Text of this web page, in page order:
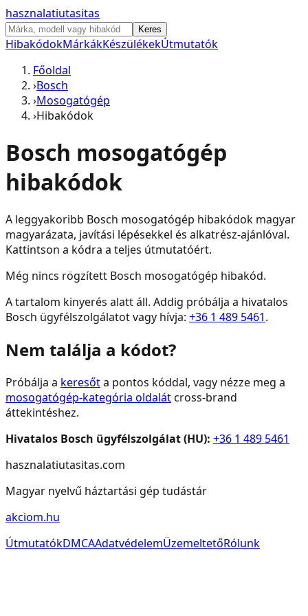
hasznalatiutasitas
Keres
HibakódokMárkákKészülékekÚtmutatók
Főoldal
›Bosch
›Mosogatógép
›Hibakódok
Bosch mosogatógép
hibakódok
A leggyakoribb Bosch mosogatógép hibakódok magyar
magyarázata, javítási lépésekkel és alkatrész-ajánlóval.
Kattintson a kódra a teljes útmutatóért.
Még nincs rögzített Bosch mosogatógép hibakód.
A tartalom kinyerés alatt áll. Addig próbálja a hivatalos
Bosch ügyfélszolgálatotvagy hívja: +36 1 489 5461.
Nem találja a kódot?
Próbálja a keresőta pontos kóddal, vagy nézze meg a
mosogatógép-kategória oldalátcross-brand
áttekintéshez.
Hivatalos Bosch ügyfélszolgálat (HU): +36 1 489 5461
hasznalatiutasitas.com
Magyar nyelvű háztartási gép tudástár
akciom.hu
ÚtmutatókDMCAAdatvédelemÜzemeltetőRólunk